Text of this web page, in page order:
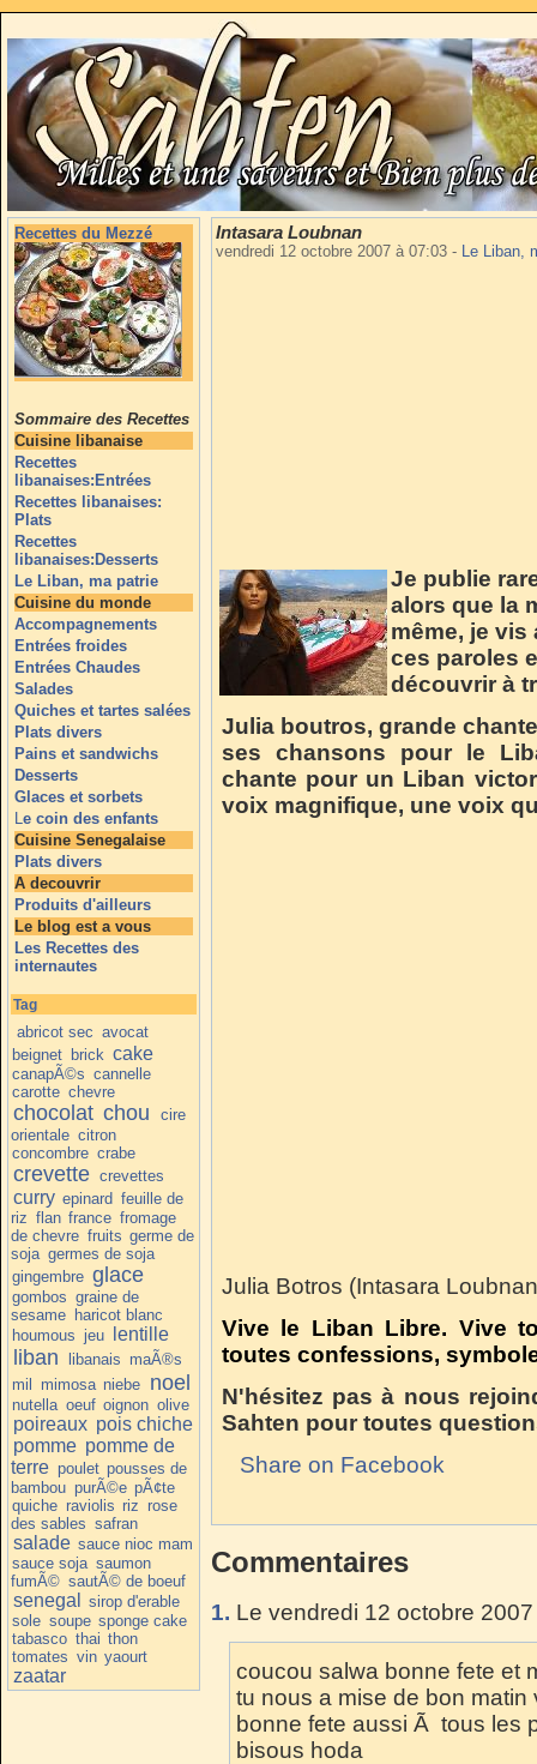
Recettes du Mezzé
Sommaire des Recettes
Cuisine libanaise
Recettes
libanaises:Entrées
Recettes libanaises:
Plats
Recettes
libanaises:Desserts
Le Liban, ma patrie
Cuisine du monde
Accompagnements
Entrées froides
Entrées Chaudes
Salades
Quiches et tartes salées
Plats divers
Pains et sandwichs
Desserts
Glaces et sorbets
Le coin des enfants
Cuisine Senegalaise
Plats divers
A decouvrir
Produits d'ailleurs
Le blog est a vous
Les Recettes des
internautes
Tag
abricot sec avocat
beignet brick cake
canapÃ©s cannelle
carotte chevre
chocolat chou
cire
orientale citron
concombre crabe
crevette crevettes
curry epinard feuille de
riz flan france fromage
de chevre fruits germe de
soja germes de soja
gingembre glace
gombos graine de
sesame haricot blanc
houmous jeu lentille
liban libanais maÃ®s
mil mimosa niebe noel
nutella oeuf oignon olive
poireaux pois chiche
pomme pomme de
terre poulet pousses de
bambou purÃ©e pÃ¢te
quiche raviolis riz rose
des sables safran
salade sauce nioc mam
sauce soja saumon
fumÃ© sautÃ© de boeuf
senegal
sirop d'erable
sole soupe sponge cake
tabasco thai thon
tomates vin yaourt
zaatar
Intasara Loubnan
vendredi 12 octobre 2007 à 07:03 - Le Liban,
Je publie
alors que la
même, je vis
ces paroles
découvrir à
Julia boutros, grande
ses chansons pour le
chante pour un Liban
voix magnifique, une voix
Julia Botros (Intasara
Vive le Liban Libre. Vive
toutes confessions,
N'hésitez pas à nous
Sahten pour toutes
Share on Facebook
Commentaires
1. Le vendredi 12 octobre
coucou salwa bonne fete et
tu nous a mise de bon
bonne fete aussi Ã tous les
bisous hoda